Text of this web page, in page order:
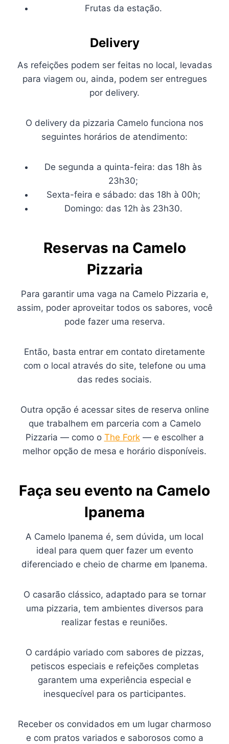
Frutas da estação.
Delivery
As refeições podem ser feitas no local, levadas
para viagem ou, ainda, podem ser entregues
por delivery.
O delivery da pizzaria Camelo funciona nos
seguintes horários de atendimento:
De segunda a quinta-feira: das 18h às
23h30;
Sexta-feira e sábado: das 18h à 00h;
Domingo: das 12h às 23h30.
Reservas na Camelo
Pizzaria
Para garantir uma vaga na Camelo Pizzaria e,
assim, poder aproveitar todos os sabores, você
pode fazer uma reserva.
Então, basta entrar em contato diretamente
com o local através do site, telefone ou uma
das redes sociais.
Outra opção é acessar sites de reserva online
que trabalhem em parceria com a Camelo
Pizzaria — como o The Fork— e escolher a
melhor opção de mesa e horário disponíveis.
Faça seu evento na Camelo
Ipanema
A Camelo Ipanema é, sem dúvida, um local
ideal para quem quer fazer um evento
diferenciado e cheio de charme em Ipanema.
O casarão clássico, adaptado para se tornar
uma pizzaria, tem ambientes diversos para
realizar festas e reuniões.
O cardápio variado com sabores de pizzas,
petiscos especiais e refeições completas
garantem uma experiência especial e
inesquecível para os participantes.
Receber os convidados em um lugar charmoso
e com pratos variados e saborosos como a